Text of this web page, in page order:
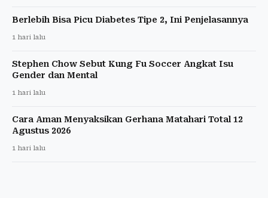
Berlebih Bisa Picu Diabetes Tipe 2, Ini Penjelasannya
1 hari lalu
Stephen Chow Sebut Kung Fu Soccer Angkat Isu
Gender dan Mental
1 hari lalu
Cara Aman Menyaksikan Gerhana Matahari Total 12
Agustus 2026
1 hari lalu